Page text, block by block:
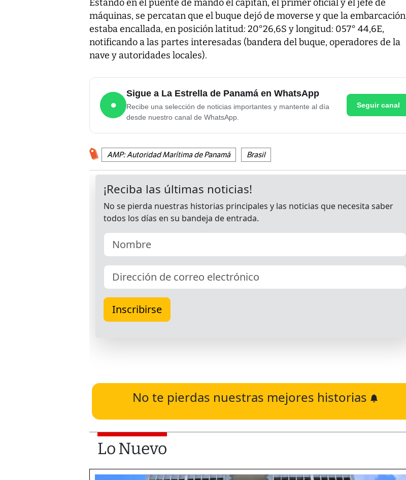
Estando en el puente de mando el capitán, el primer oficial y el jefe de
máquinas, se percatan que el buque dejó de moverse y que la embarcación
estaba encallada, en posición latitud: 20°26,6S y longitud: 057° 44,6E,
notificando a las partes interesadas (bandera del buque, operadores de la
nave y autoridades locales).
●
Sigue a La Estrella de Panamá en WhatsApp
Recibe una selección de noticias importantes y mantente al día
desde nuestro canal de WhatsApp.
Seguir canal
AMP: Autoridad Marítima de Panamá Brasil
No te pierdas nuestras mejores historias
Lo Nuevo